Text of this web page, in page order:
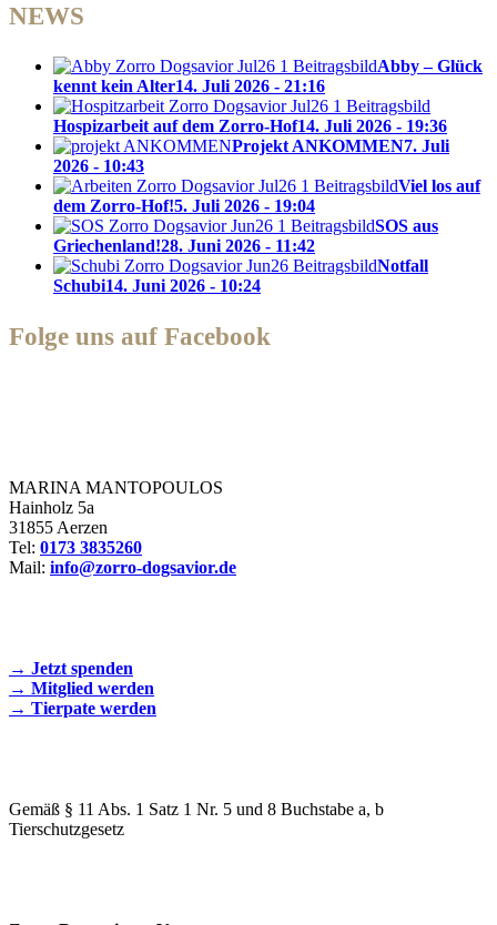
NEWS
Abby – Glück
kennt kein Alter14. Juli 2026 - 21:16
Hospizarbeit auf dem Zorro-Hof14. Juli 2026 - 19:36
Projekt ANKOMMEN7. Juli
2026 - 10:43
Viel los auf
dem Zorro-Hof!5. Juli 2026 - 19:04
SOS aus
Griechenland!28. Juni 2026 - 11:42
Notfall
Schubi14. Juni 2026 - 10:24
Folge uns auf Facebook
MARINA MANTOPOULOS
Hainholz 5a
31855 Aerzen
Tel: 0173 3835260
Mail: info@zorro-dogsavior.de
→ Jetzt spenden
→ Mitglied werden
→ Tierpate werden
Gemäß § 11 Abs. 1 Satz 1 Nr. 5 und 8 Buchstabe a, b
Tierschutzgesetz